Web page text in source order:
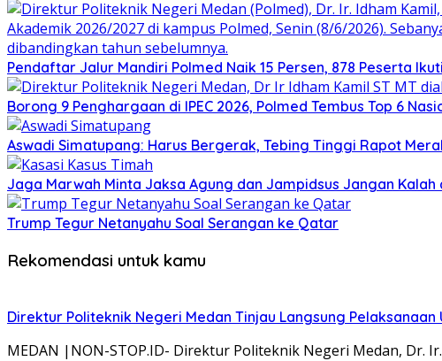
Pendaftar Jalur Mandiri Polmed Naik 15 Persen, 878 Peserta
Borong 9 Penghargaan di IPEC 2026, Polmed Tembus Top 6
Aswadi Simatupang: Harus Bergerak, Tebing Tinggi Rapot
Jaga Marwah Minta Jaksa Agung dan Jampidsus Jangan
Trump Tegur Netanyahu Soal Serangan ke Qatar
Rekomendasi untuk kamu
Direktur Politeknik Negeri Medan Tinjau Langsung Pelaksanaan
MEDAN |NON-STOP.ID- Direktur Politeknik Negeri Medan, Dr.